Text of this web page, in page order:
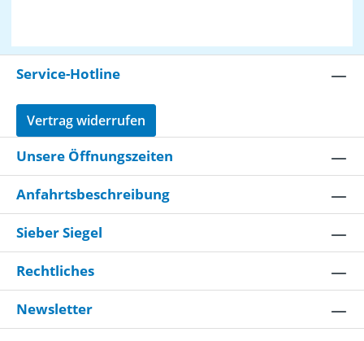
Service-Hotline
Vertrag widerrufen
Unsere Öffnungszeiten
Anfahrtsbeschreibung
Sieber Siegel
Rechtliches
Newsletter